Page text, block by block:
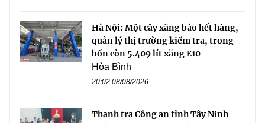
Hà Nội: Một cây xăng báo hết hàng,
quản lý thị trường kiểm tra, trong
bồn còn 5.409 lít xăng E10
Hòa Bình
20:02 08/08/2026
Thanh tra Công an tỉnh Tây Ninh